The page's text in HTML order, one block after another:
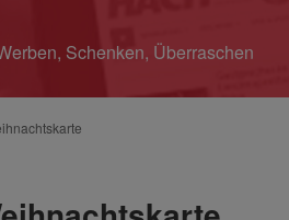
Schenken, Überraschen